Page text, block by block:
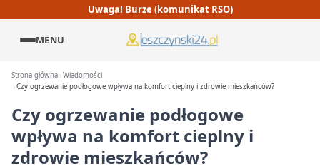
Uwaga! Burze (komunikat RSO)
MENU
Strona główna Wiadomości
Czy ogrzewanie podłogowe wpływa na komfort cieplny i zdrowie mieszkańców?
Czy ogrzewanie podłogowe
wpływa na komfort cieplny i
zdrowie mieszkańców?